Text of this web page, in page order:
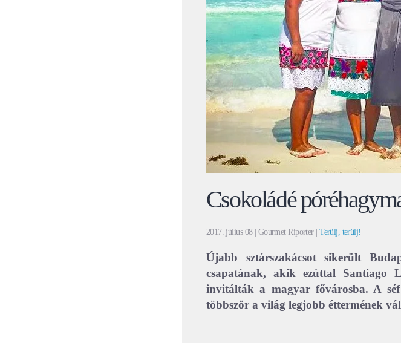
Csokoládé
2017. július 08| Gourmet Riporter |Terülj, terülj!
Újabb sztárszakácsot sikerült
csapatának, akik ezúttal Santiago
invitálták a magyar fővárosba. A
többször a világ legjobb éttermének